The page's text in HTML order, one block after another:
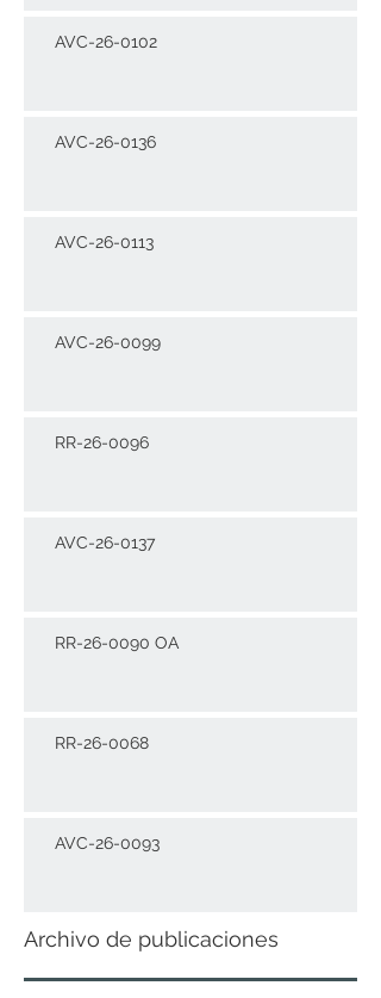
AVC-26-0102
AVC-26-0136
AVC-26-0113
AVC-26-0099
RR-26-0096
AVC-26-0137
RR-26-0090 OA
RR-26-0068
AVC-26-0093
Archivo de publicaciones